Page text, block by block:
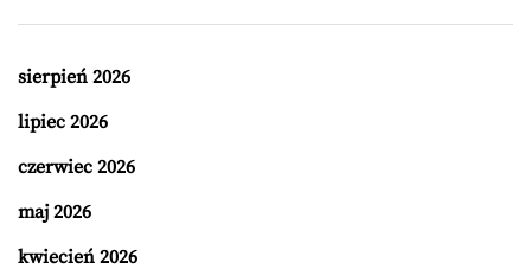
sierpień 2026
lipiec 2026
czerwiec 2026
maj 2026
kwiecień 2026